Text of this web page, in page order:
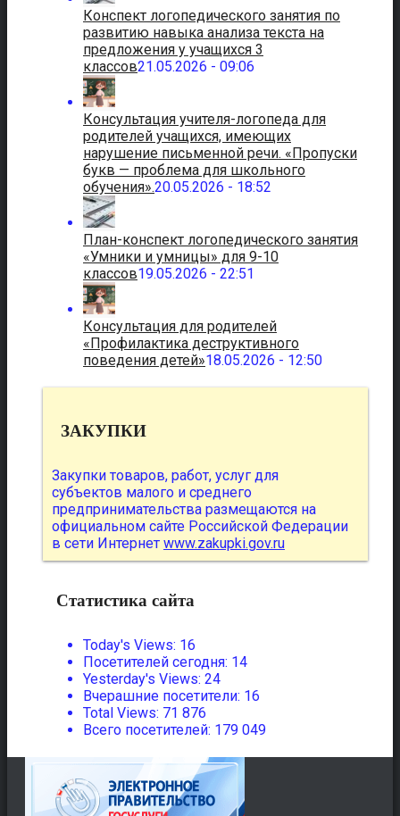
Конспект логопедического занятия по
развитию навыка анализа текста на
предложения у учащихся 3
классов21.05.2026 - 09:06
Консультация учителя-логопеда для
родителей учащихся, имеющих
нарушение письменной речи. «Пропуски
букв — проблема для школьного
обучения».20.05.2026 - 18:52
План-конспект логопедического занятия
«Умники и умницы» для 9-10
классов19.05.2026 - 22:51
Консультация для родителей
«Профилактика деструктивного
поведения детей»18.05.2026 - 12:50
ЗАКУПКИ
Закупки товаров, работ, услуг для
субъектов малого и среднего
предпринимательства размещаются на
официальном сайте Российской Федерации
в сети Интернет www.zakupki.gov.ru
Статистика сайта
Today's Views: 16
Посетителей сегодня: 14
Yesterday's Views: 24
Вчерашние посетители: 16
Total Views: 71 876
Всего посетителей: 179 049